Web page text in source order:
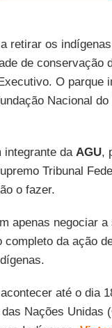
retirar os
de conservação
O parque
Nacional do
integrante da AGU,
Tribunal
o fazer.
apenas negociar
da ação
até o dia
Nações Unidas (